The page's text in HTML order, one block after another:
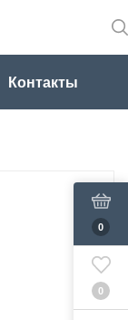
Контакты
0
0